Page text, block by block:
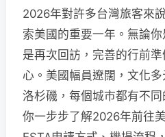
2026年對許多台灣旅客來
索美國的重要一年。無論
是再次回訪，完善的行前
心。美國幅員遼闊，文化
洛杉磯，每個城市都有不
你一步步了解2026年前往